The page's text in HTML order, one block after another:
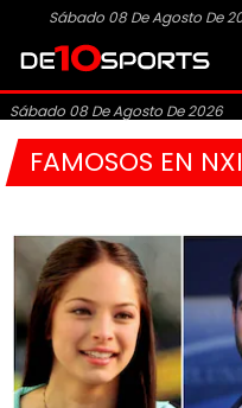
Sábado 08 De Agosto De
Sábado 08 De Agosto De 2026
FAMOSOS EN